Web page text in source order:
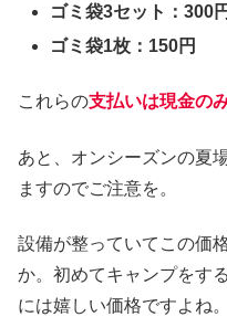
ゴミ袋3セット：300円
ゴミ袋1枚：150円
これらの支払いは現金の
あと、オンシーズンの夏場
ますのでご注意を。
設備が整っていてこの価
か。初めてキャンプをす
には嬉しい価格ですよね。